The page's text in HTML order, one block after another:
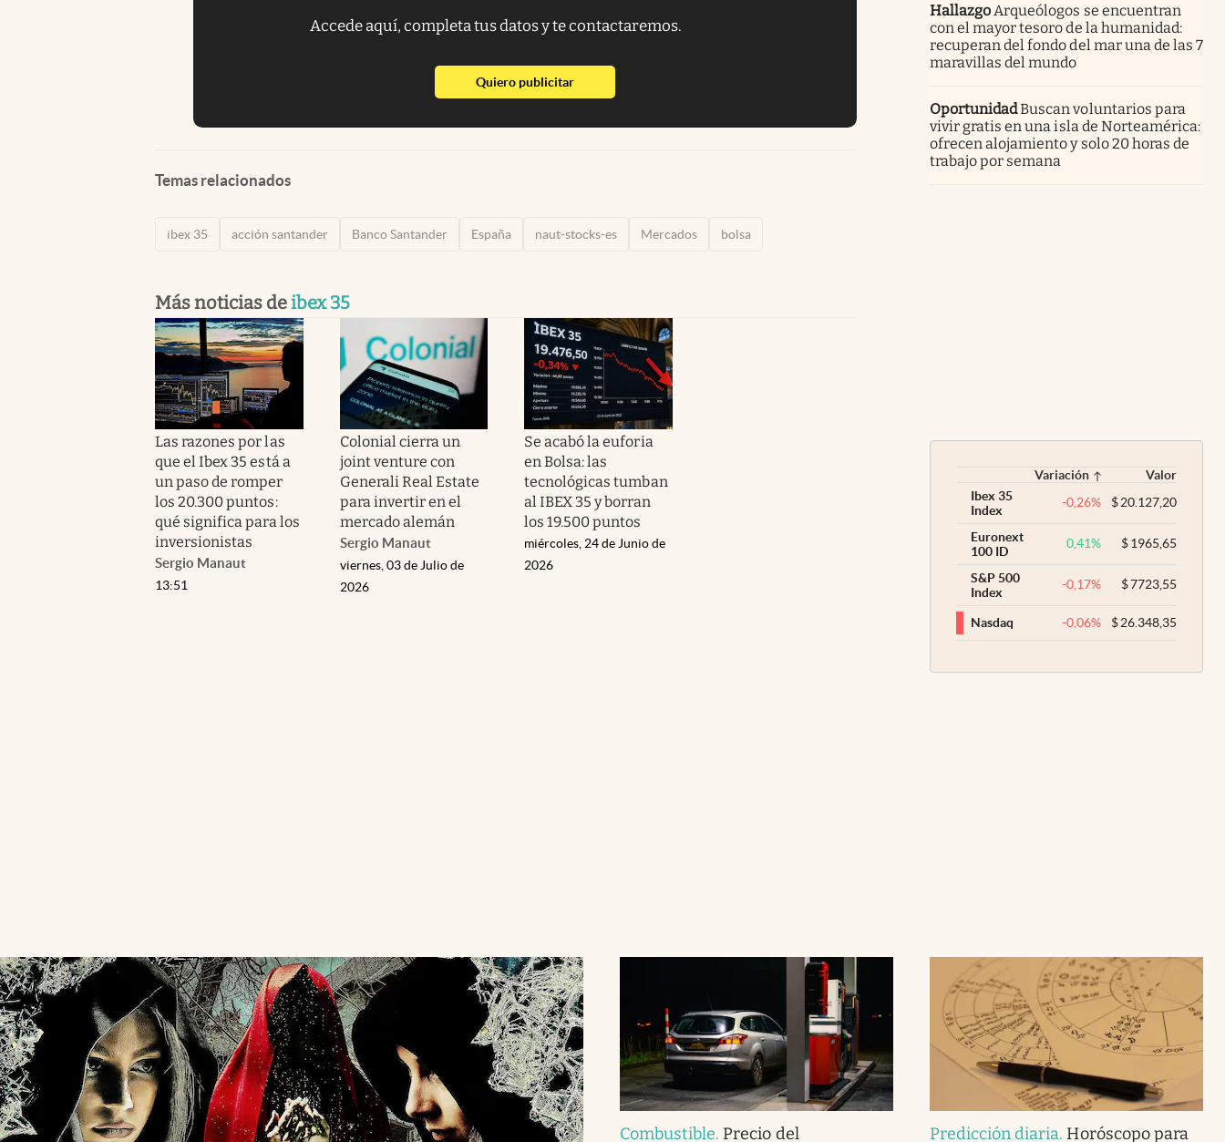
Accede aquí, completa tus datos y te contactaremos.
Quiero publicitarabre en nueva pestaña
Temas relacionados
ibex 35 acción santander Banco Santander España naut-stocks-es Mercados bolsa
Más noticias deibex 35
Las razones por las
que el Ibex 35 está a
un paso de romper
los 20.300 puntos:
qué significa para los
inversionistas
Sergio Manaut
13:51
Colonial cierra un
joint venture con
Generali Real Estate
para invertir en el
mercado alemán
Sergio Manaut
viernes, 03 de Julio de
2026
Se acabó la euforia
en Bolsa: las
tecnológicas tumban
al IBEX 35 y borran
los 19.500 puntos
miércoles, 24 de Junio de
2026
HallazgoArqueólogos se encuentran
con el mayor tesoro de la humanidad:
recuperan del fondo del mar una de las 7
maravillas del mundo
OportunidadBuscan voluntarios para
vivir gratis en una isla de Norteamérica:
ofrecen alojamiento y solo 20 horas de
trabajo por semana
Variación
Valor
Ibex 35
Index
-0,26% $20.127,20
Euronext
100 ID
0,41% $1965,65
S&P 500
Index
-0,17% $7723,55
Nasdaq -0,06% $26.348,35
Combustible. Precio del
Predicción diaria. Horóscopo para